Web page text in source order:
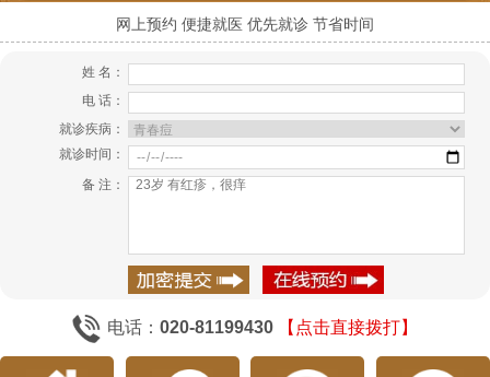
网上预约 便捷就医 优先就诊 节省时间
姓 名：
电 话：
就诊疾病：
就诊时间：
备 注：
电话：020-81199430 【点击直接拨打】